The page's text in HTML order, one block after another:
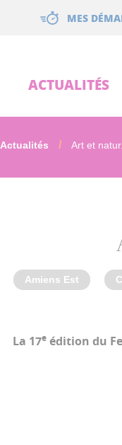
MES
ACTUALITÉS
Actualités Art et
Amiens Est
La 17eédition du